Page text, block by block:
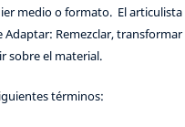
medio o formato. El articulista
Adaptar: Remezclar, transformar
sobre el material.
términos: